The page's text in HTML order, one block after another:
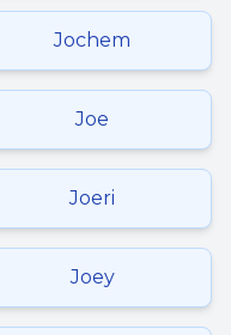
Jochem
Joe
Joeri
Joey